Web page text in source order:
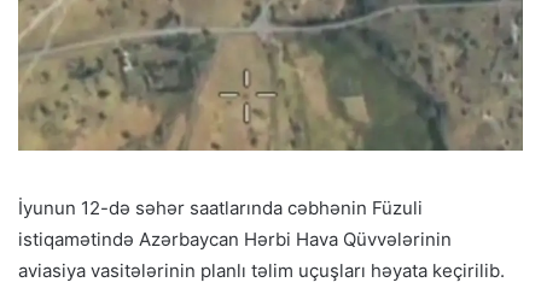
İyunun 12-də səhər saatlarında cəbhənin Füzuli
istiqamətində Azərbaycan Hərbi Hava Qüvvələrinin
aviasiya vasitələrinin planlı təlim uçuşları həyata keçirilib.